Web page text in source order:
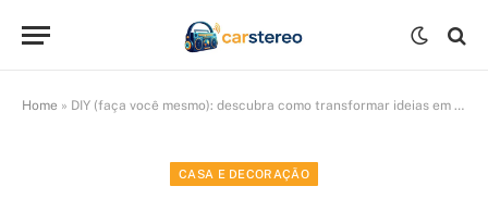
Home » DIY (faça você mesmo): descubra como transformar ideias em projetos incríveis hoje
CASA E DECORAÇÃO